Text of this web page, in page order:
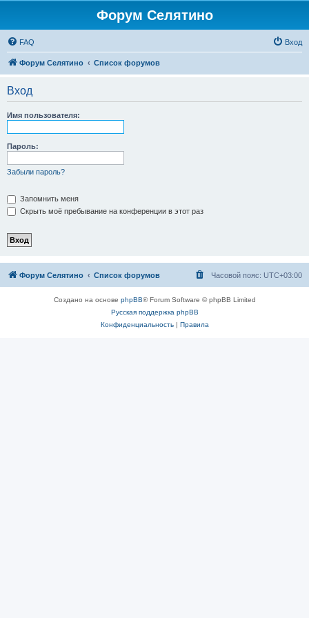
Форум Селятино
FAQ Вход
Форум Селятино Список форумов
Вход
Имя пользователя:
Пароль:
Забыли пароль?
Запомнить меня
Скрыть моё пребывание на конференции в этот раз
Форум Селятино Список форумов Часовой пояс: UTC+03:00
Создано на основе phpBB® Forum Software © phpBB Limited
Русская поддержка phpBB
Конфиденциальность| Правила